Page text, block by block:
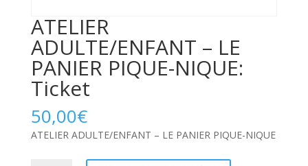
ATELIER
ADULTE/ENFANT – LE
PANIER PIQUE-NIQUE:
Ticket
50,00€
ATELIER ADULTE/ENFANT – LE PANIER PIQUE-NIQUE